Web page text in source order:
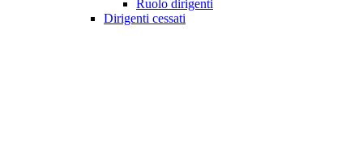
Ruolo dirigenti
Dirigenti cessati